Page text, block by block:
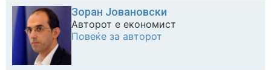
Зоран Јовановски
Авторот е економист
Повеќе за авторот